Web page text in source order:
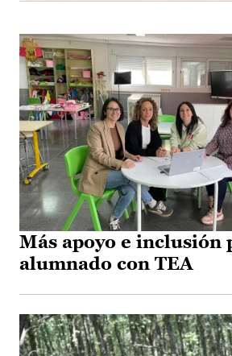
Más apoyo e inclusión
alumnado con TEA